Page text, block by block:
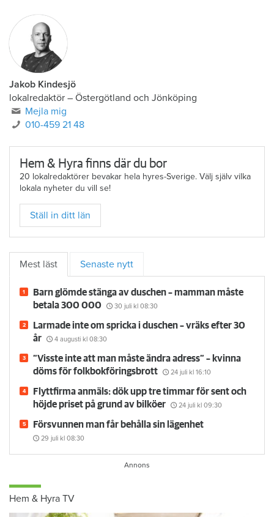
Jakob Kindesjö
lokalredaktör – Östergötland och Jönköping
Mejla mig
010-459 21 48
Hem & Hyra finns där du bor
20 lokalredaktörer bevakar hela hyres-Sverige. Välj själv vilka
lokala nyheter du vill se!
Ställ in ditt län
Mest läst Senaste nytt
Barn glömde stänga av duschen – mamman måste
betala 300 000
30 juli kl 08:30
Larmade inte om spricka i duschen – vräks efter 30
år
4 augusti kl 08:30
”Visste inte att man måste ändra adress” – kvinna
döms för folkbokföringsbrott
24 juli kl 16:10
Flyttfirma anmäls: dök upp tre timmar för sent och
höjde priset på grund av bilköer
24 juli kl 09:30
Försvunnen man får behålla sin lägenhet
29 juli kl 08:30
Hem & Hyra TV